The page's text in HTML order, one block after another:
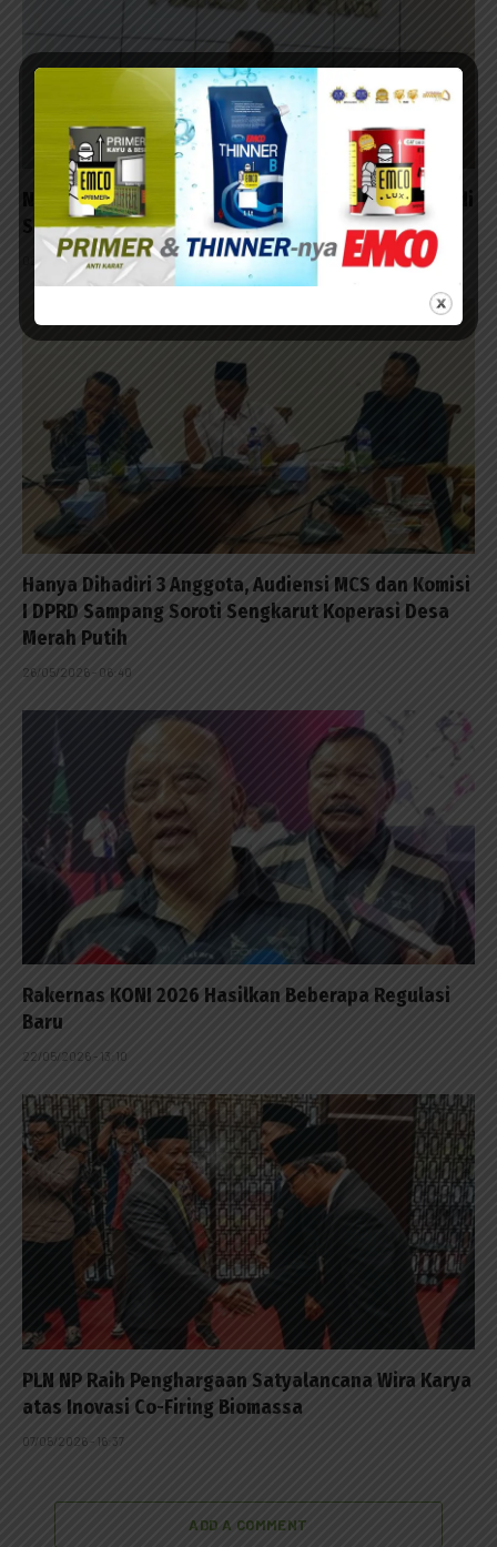
Niat Beri Tumpangan Teman ke Surabaya, Pasutri di
Sampang Malah Ikut Diangkut Polisi
02/06/2026 - 21:09
Hanya Dihadiri 3 Anggota, Audiensi MCS dan Komisi
I DPRD Sampang Soroti Sengkarut Koperasi Desa
Merah Putih
26/05/2026 - 06:40
Rakernas KONI 2026 Hasilkan Beberapa Regulasi
Baru
22/05/2026 - 13:10
PLN NP Raih Penghargaan Satyalancana Wira Karya
atas Inovasi Co-Firing Biomassa
07/05/2026 - 16:37
ADD A COMMENT